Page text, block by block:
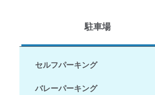
駐車場
セルフパーキング
バレーパーキング